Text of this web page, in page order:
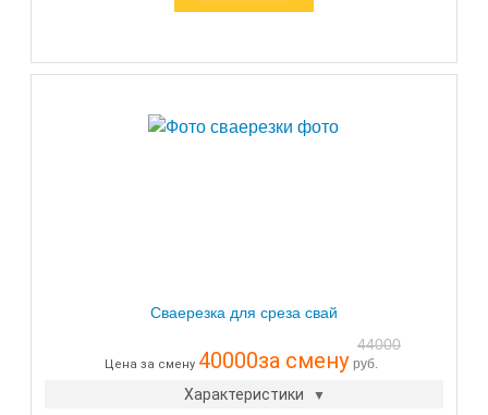
Сваерезка для среза свай
44000
Цена за смену 40000за смену руб.
Характеристики